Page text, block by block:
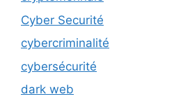
Cyber Securité
cybercriminalité
cybersécurité
dark web